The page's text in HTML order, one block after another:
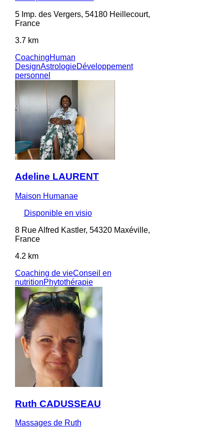
5 Imp. des Vergers, 54180 Heillecourt,
France
3.7 km
CoachingHuman
DesignAstrologieDéveloppement
personnel
Adeline LAURENT
Maison Humanae
Disponible en visio
8 Rue Alfred Kastler, 54320 Maxéville,
France
4.2 km
Coaching de vieConseil en
nutritionPhytothérapie
Ruth CADUSSEAU
Massages de Ruth